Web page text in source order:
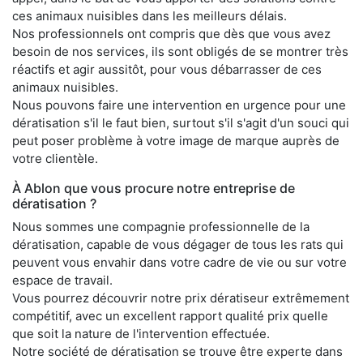
ces animaux nuisibles dans les meilleurs délais.
Nos professionnels ont compris que dès que vous avez
besoin de nos services, ils sont obligés de se montrer très
réactifs et agir aussitôt, pour vous débarrasser de ces
animaux nuisibles.
Nous pouvons faire une intervention en urgence pour une
dératisation s'il le faut bien, surtout s'il s'agit d'un souci qui
peut poser problème à votre image de marque auprès de
votre clientèle.
À Ablon que vous procure notre entreprise de
dératisation ?
Nous sommes une compagnie professionnelle de la
dératisation, capable de vous dégager de tous les rats qui
peuvent vous envahir dans votre cadre de vie ou sur votre
espace de travail.
Vous pourrez découvrir notre prix dératiseur extrêmement
compétitif, avec un excellent rapport qualité prix quelle
que soit la nature de l'intervention effectuée.
Notre société de dératisation se trouve être experte dans